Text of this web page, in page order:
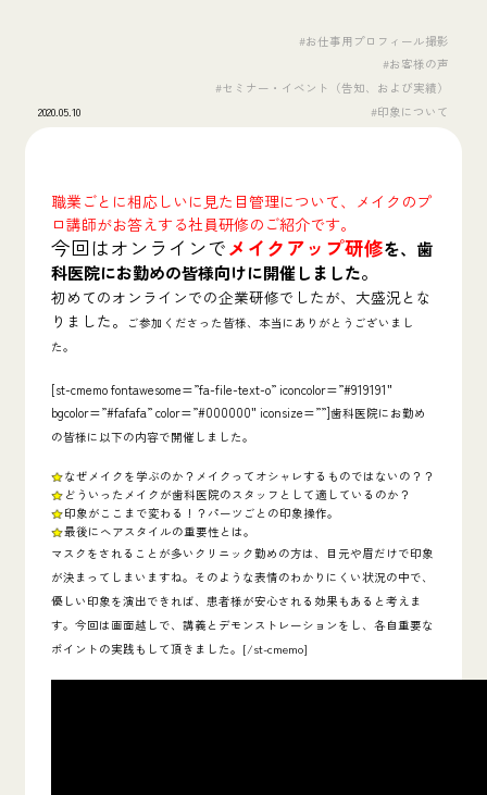
2020.05.10
#お仕事用プロフィール撮影
#お客様の声
#セミナー・イベント（告知、および実績）
#印象について
職業ごとに相応しいに見た目管理について、メイクのプ
ロ講師がお答えする社員研修のご紹介です。
今回はオンラインでメイクアップ研修を、歯
科医院にお勤めの皆様向けに開催しました。
初めてのオンラインでの企業研修でしたが、大盛況とな
りました。
ご参加くださった皆様、本当にありがとうございまし
た。
[st-cmemo fontawesome=”fa-file-text-o” iconcolor=”#919191″
bgcolor=”#fafafa” color=”#000000″ iconsize=””]歯科医院にお勤め
の皆様に以下の内容で開催しました。
なぜメイクを学ぶのか？メイクってオシャレするものではないの？？
どういったメイクが歯科医院のスタッフとして適しているのか？
印象がここまで変わる！？パーツごとの印象操作。
最後にヘアスタイルの重要性とは。
マスクをされることが多いクリニック勤めの方は、目元や眉だけで印象
が決まってしまいますね。そのような表情のわかりにくい状況の中で、
優しい印象を演出できれば、患者様が安心される効果 もあると考えま
す。今回は画面越しで、 講義とデモンストレーションをし、各自重要な
ポイントの実践もして頂きました。[/st-cmemo]